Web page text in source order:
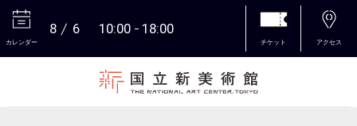
カレンダー
8 6 10:00 18:00
チケット アクセス